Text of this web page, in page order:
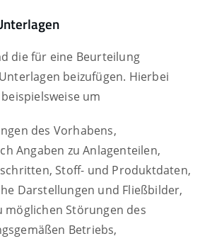
die für eine Beurteilung
beizufügen. Hierbei
um
des Vorhabens,
Angaben zu Anlagenteilen,
Stoff- und Produktdaten,
Darstellungen und Fließbilder,
möglichen Störungen des
Betriebs,